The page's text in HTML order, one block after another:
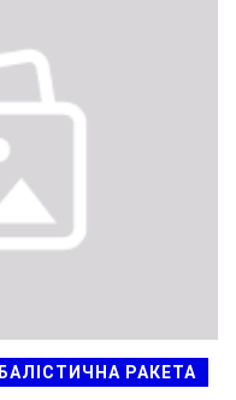
БАЛІСТИЧНА РАКЕТА